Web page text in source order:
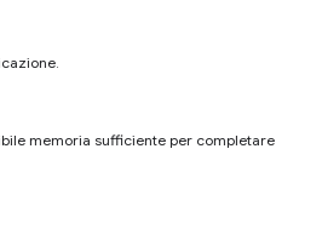
memoria sufficiente per completare